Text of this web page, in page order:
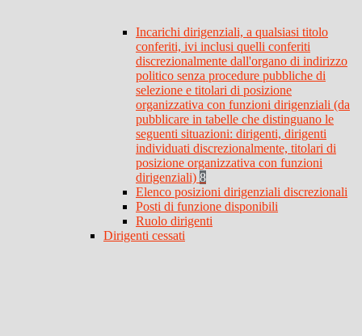
Incarichi dirigenziali, a qualsiasi titolo
conferiti, ivi inclusi quelli conferiti
discrezionalmente dall'organo di indirizzo
politico senza procedure pubbliche di
selezione e titolari di posizione
organizzativa con funzioni dirigenziali (da
pubblicare in tabelle che distinguano le
seguenti situazioni: dirigenti, dirigenti
individuati discrezionalmente, titolari di
posizione organizzativa con funzioni
dirigenziali) 8
Elenco posizioni dirigenziali discrezionali
Posti di funzione disponibili
Ruolo dirigenti
Dirigenti cessati